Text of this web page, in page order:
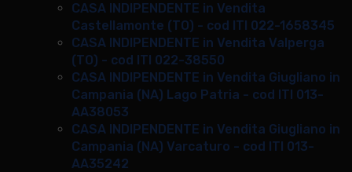
CASA INDIPENDENTE in Vendita
Castellamonte (TO) - cod ITI 022-1658345
CASA INDIPENDENTE in Vendita Valperga
(TO) - cod ITI 022-38550
CASA INDIPENDENTE in Vendita Giugliano in
Campania (NA) Lago Patria - cod ITI 013-
AA38053
CASA INDIPENDENTE in Vendita Giugliano in
Campania (NA) Varcaturo - cod ITI 013-
AA35242